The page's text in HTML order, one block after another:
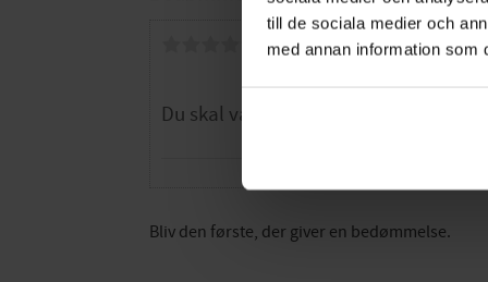
till de sociala medier och
med annan information som
Dig
Bliv den første, der giver en bedømmelse.